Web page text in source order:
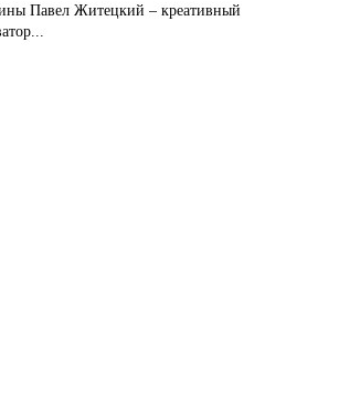
Павел Житецкий – креативный